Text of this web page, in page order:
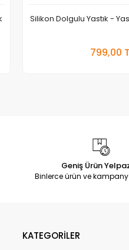
Silikon Dolgulu Yastık -
799,00
Geniş Ürün
Binlerce ürün ve
KATEGORİLER